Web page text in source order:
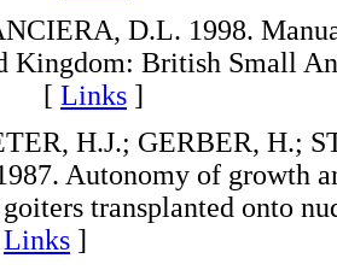
D.L. 1998.
Kingdom: British Small
[ Links ]
H.J.; GERBER, H.;
Autonomy of growth
transplanted onto
Links ]